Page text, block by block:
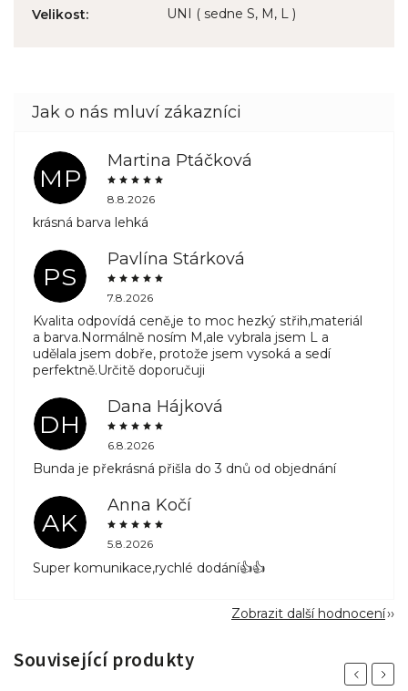
Velikost: UNI ( sedne S, M, L )
MP
Martina Ptáčková
8.8.2026
krásná barva lehká
PS
Pavlína Stárková
7.8.2026
Kvalita odpovídá ceně,je to moc hezký střih,materiál
a barva.Normálně nosím M,ale vybrala jsem L a
udělala jsem dobře, protože jsem vysoká a sedí
perfektně.Určitě doporučuji
DH
Dana Hájková
6.8.2026
Bunda je překrásná přišla do 3 dnů od objednání
AK
Anna Kočí
5.8.2026
Super komunikace,rychlé dodání👍👍
Zobrazit další hodnocení
Související produkty
Previous
Next